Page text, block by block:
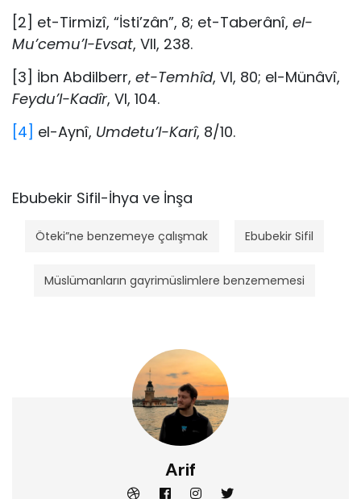
[2] et-Tirmizî, “İsti’zân”, 8; et-Taberânî, el-
Mu’cemu’l-Evsat, VII, 238.
[3] İbn Abdilberr, et-Temhîd, VI, 80; el-Münâvî,
Feydu’l-Kadîr, VI, 104.
[4] el-Aynî, Umdetu’l-Karî, 8/10.
Ebubekir Sifil-İhya ve İnşa
Öteki”ne benzemeye çalışmak Ebubekir Sifil
Müslümanların gayrimüslimlere benzememesi
Arif